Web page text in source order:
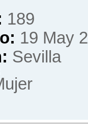
189
19 May
Sevilla